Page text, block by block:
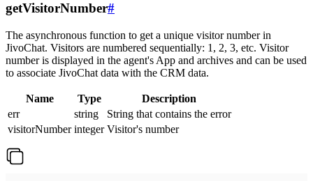
getVisitorNumber#
The asynchronous function to get a unique visitor number in
JivoChat. Visitors are numbered sequentially: 1, 2, 3, etc. Visitor
number is displayed in the agent's App and archives and can be used
to associate JivoChat data with the CRM data.
Name Type
Description
err
string
String that contains the error
visitorNumber integer Visitor's number